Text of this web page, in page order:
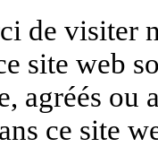
de visiter
site web
agréés
ce site